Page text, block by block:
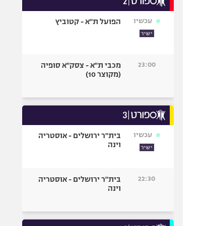
עכשיו
ישיר
הפועל ת"א - קטוביץ
23:00
מכבי ת"א - צסק"א סופיה
(מקוצר 10)
עכשיו
ישיר
בית"ר ירושלים - אוסטריה
וינה
22:30
בית"ר ירושלים - אוסטריה
וינה